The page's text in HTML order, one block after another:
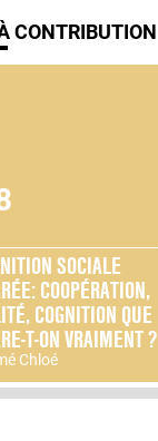
CONTRIBUTION
SOCIALE
COOPÉRATION,
COGNITION QUE
T-ON VRAIMENT ?
Chloé